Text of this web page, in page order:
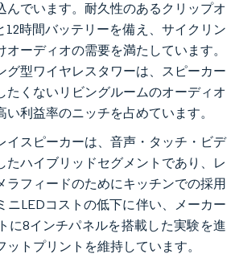
んでいます。耐久性のあるクリップオ
12時間バッテリーを備え、サイクリン
オーディオの需要を満たしています。
グ型ワイヤレスタワーは、スピーカー
たくないリビングルームのオーディオ
利益率のニッチを占めています。
イスピーカーは、音声・タッチ・ビデ
たハイブリッドセグメントであり、レ
ラフィードのためにキッチンでの採用
ニLEDコストの低下に伴い、メーカー
に8インチパネルを搭載した実験を進
トプリントを維持しています。